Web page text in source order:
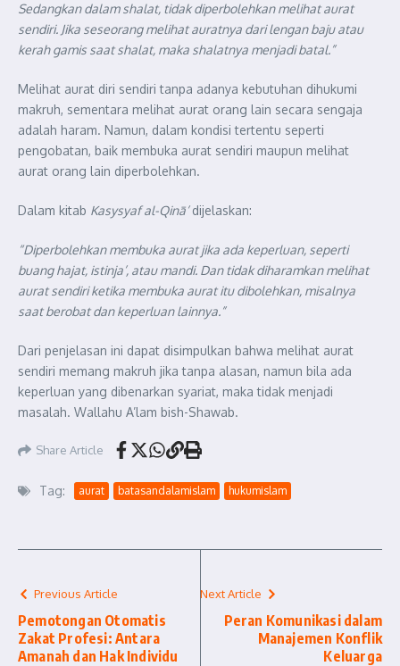
Sedangkan dalam shalat, tidak diperbolehkan melihat aurat
sendiri. Jika seseorang melihat auratnya dari lengan baju atau
kerah gamis saat shalat, maka shalatnya menjadi batal.”
Melihat aurat diri sendiri tanpa adanya kebutuhan dihukumi
makruh, sementara melihat aurat orang lain secara sengaja
adalah haram. Namun, dalam kondisi tertentu seperti
pengobatan, baik membuka aurat sendiri maupun melihat
aurat orang lain diperbolehkan.
Dalam kitab Kasysyaf al-Qinā’dijelaskan:
“Diperbolehkan membuka aurat jika ada keperluan, seperti
buang hajat, istinja’, atau mandi. Dan tidak diharamkan melihat
aurat sendiri ketika membuka aurat itu dibolehkan, misalnya
saat berobat dan keperluan lainnya.”
Dari penjelasan ini dapat disimpulkan bahwa melihat aurat
sendiri memang makruh jika tanpa alasan, namun bila ada
keperluan yang dibenarkan syariat, maka tidak menjadi
masalah. Wallahu A’lam bish-Shawab.
Share Article
Tag: aurat batasandalamislam hukumislam
Previous Article
Pemotongan Otomatis
Zakat Profesi: Antara
Amanah dan Hak Individu
Next Article
Peran Komunikasi dalam
Manajemen Konflik
Keluarga